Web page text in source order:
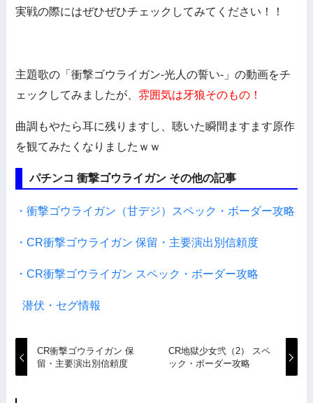
実戦の際にはぜひぜひチェックしてみてください！！
主題歌の「衝撃ゴウライガン-光人の誓い-」の動画をチ
ェックしてみましたが、雰囲気は牙狼そのもの！
曲調もやたら耳に残りますし、聴いた瞬間ますます原作
を観てみたくなりましたｗｗ
パチンコ 衝撃ゴウライガン その他の記事
・衝撃ゴウライガン（甘デジ）スペック・ボーダー攻略
・CR衝撃ゴウライガン 保留・主要演出別信頼度
・CR衝撃ゴウライガン スペック・ボーダー攻略
潜伏・セグ情報
CR衝撃ゴウライガン 保
留・主要演出別信頼度
CR地獄少女弐（2） スペ
ック・ボーダー攻略